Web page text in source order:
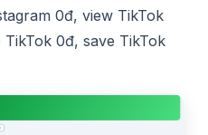
0đ, view TikTok
0đ, save TikTok